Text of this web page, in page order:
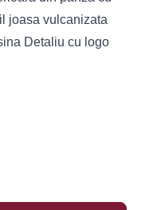
joasa vulcanizata
Detaliu cu logo